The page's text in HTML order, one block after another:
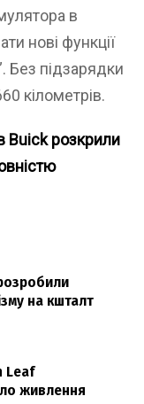
в
нові функції
Без підзарядки
кілометрів.
Buick розкрили
на кшталт
Leaf
живлення